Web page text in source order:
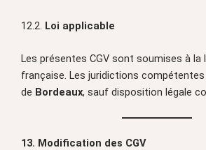
12.2. Loi applicable
Les présentes CGV sont soumises à la
française. Les juridictions
de Bordeaux, sauf disposition légale
13. Modification des CGV